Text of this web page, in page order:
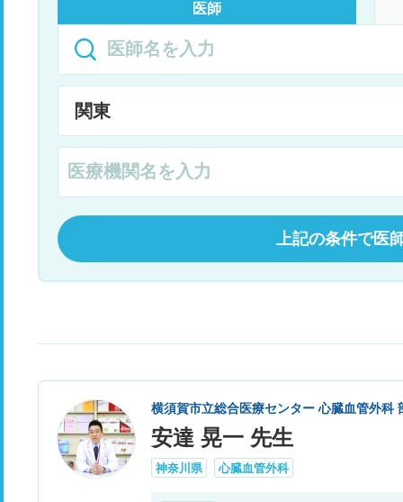
医師
上記の条件で医
横須賀市立総合医療センター 心臓血管外科
安達 晃一 先生
神奈川県 心臓血管外科